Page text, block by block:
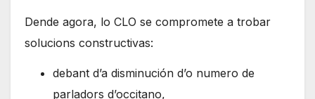
Dende agora, lo CLO se compromete a trobar
solucions constructivas:
debant d’a disminución d’o numero de
parladors d’occitano,